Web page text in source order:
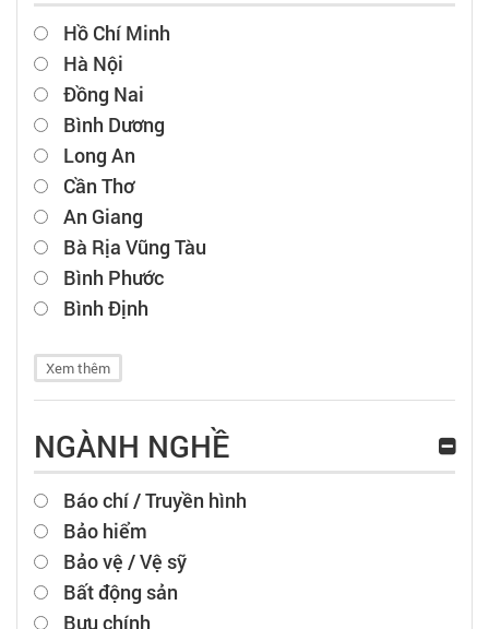
Hồ Chí Minh
Hà Nội
Đồng Nai
Bình Dương
Long An
Cần Thơ
An Giang
Bà Rịa Vũng Tàu
Bình Phước
Bình Định
Xem thêm
NGÀNH NGHỀ
Báo chí / Truyền hình
Bảo hiểm
Bảo vệ / Vệ sỹ
Bất động sản
Bưu chính